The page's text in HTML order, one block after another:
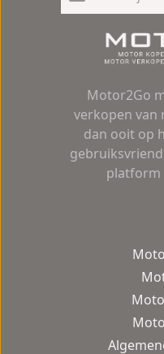
Motor2Go
verkopen van
dan ooit op
platform